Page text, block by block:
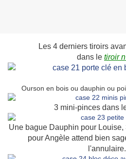
Les 4 derniers tiroirs
dans le tiroir
Ourson en bois ou dauphin ou
3 mini-pinces dans
Une bague Dauphin pour
pour Angèle attend bien